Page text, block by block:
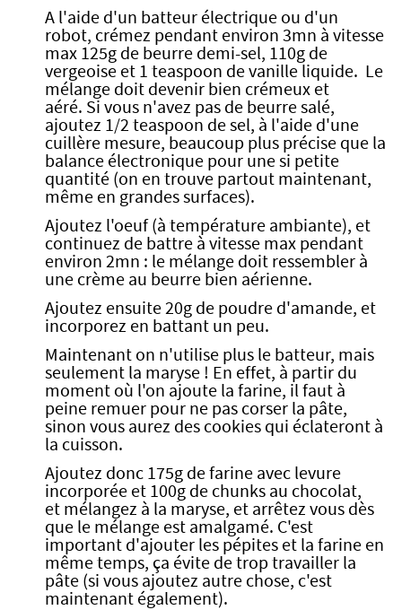
A l'aide d'un batteur électrique ou d'un
robot, crémez pendant environ 3mn à vitesse
max 125g de beurre demi-sel, 110g de
vergeoise et 1 teaspoon de vanille liquide. Le
mélange doit devenir bien crémeux et
aéré. Si vous n'avez pas de beurre salé,
ajoutez 1/2 teaspoon de sel, à l'aide d'une
cuillère mesure, beaucoup plus précise que la
balance électronique pour une si petite
quantité (on en trouve partout maintenant,
même en grandes surfaces).
Ajoutez l'oeuf (à température ambiante), et
continuez de battre à vitesse max pendant
environ 2mn : le mélange doit ressembler à
une crème au beurre bien aérienne.
Ajoutez ensuite 20g de poudre d'amande, et
incorporez en battant un peu.
Maintenant on n'utilise plus le batteur, mais
seulement la maryse ! En effet, à partir du
moment où l'on ajoute la farine, il faut à
peine remuer pour ne pas corser la pâte,
sinon vous aurez des cookies qui éclateront à
la cuisson.
Ajoutez donc 175g de farine avec levure
incorporée et 100g de chunks au chocolat,
et mélangez à la maryse, et arrêtez vous dès
que le mélange est amalgamé. C'est
important d'ajouter les pépites et la farine en
même temps, ça évite de trop travailler la
pâte (si vous ajoutez autre chose, c'est
maintenant également).